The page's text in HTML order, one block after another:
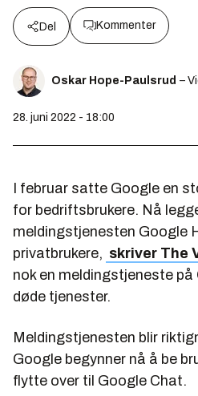
Del Kommenter
Oskar Hope-Paulsrud –
28. juni 2022 - 18:00
I februar satte Google en
for bedriftsbrukere. Nå
meldingstjenesten Google
privatbrukere, skriver The
nok en meldingstjeneste
døde tjenester.
Meldingstjenesten blir
Google begynner nå å be
flytte over til Google Chat.